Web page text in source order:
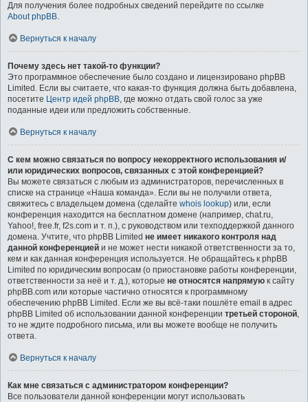
Для получения более подробных сведений перейдите по ссылке
About phpBB.
Вернуться к началу
Почему здесь нет такой-то функции?
Это программное обеспечение было создано и лицензировано phpBB
Limited. Если вы считаете, что какая-то функция должна быть добавлена,
посетите Центр идей phpBB, где можно отдать свой голос за уже
поданные идеи или предложить собственные.
Вернуться к началу
С кем можно связаться по вопросу некорректного использования и/
или юридических вопросов, связанных с этой конференцией?
Вы можете связаться с любым из администраторов, перечисленных в
списке на странице «Наша команда». Если вы не получили ответа,
свяжитесь с владельцем домена (сделайте whois lookup) или, если
конференция находится на бесплатном домене (например, chat.ru,
Yahoo!, free.fr, f2s.com и т. п.), с руководством или техподдержкой данного
домена. Учтите, что phpBB Limited не имеет никакого контроля над
данной конференцией и не может нести никакой ответственности за то,
кем и как данная конференция используется. Не обращайтесь к phpBB
Limited по юридическим вопросам (о приостановке работы конференции,
ответственности за неё и т. д.), которые не относятся напрямую к сайту
phpBB.com или которые частично относятся к программному
обеспечению phpBB Limited. Если же вы всё-таки пошлёте email в адрес
phpBB Limited об использовании данной конференции третьей стороной,
то не ждите подробного письма, или вы можете вообще не получить
ответа.
Вернуться к началу
Как мне связаться с администратором конференции?
Все пользователи данной конференции могут использовать